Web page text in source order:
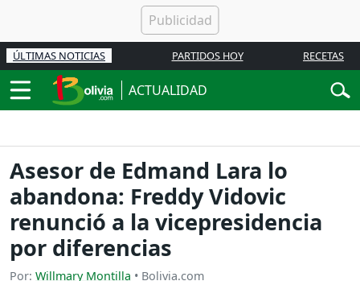
ÚLTIMAS NOTICIAS PARTIDOS HOY RECETAS
ACTUALIDAD
Asesor de Edmand Lara lo
abandona: Freddy Vidovic
renunció a la vicepresidencia
por diferencias
Por: Willmary Montilla • Bolivia.com